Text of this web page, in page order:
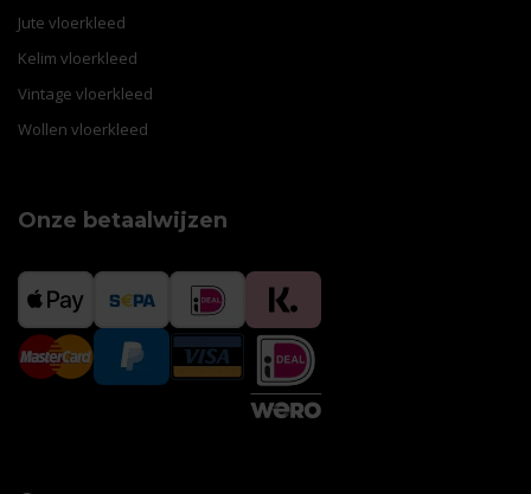
Jute vloerkleed
Kelim vloerkleed
Vintage vloerkleed
Wollen vloerkleed
Onze betaalwijzen